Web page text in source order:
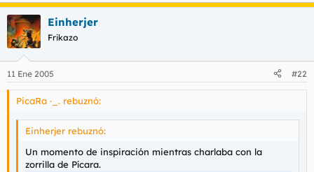
Einherjer
Frikazo
11 Ene 2005 #22
PicaRa ·_. rebuznó:
Einherjer rebuznó:
Un momento de inspiración mientras charlaba con la
zorrilla de Pícara.